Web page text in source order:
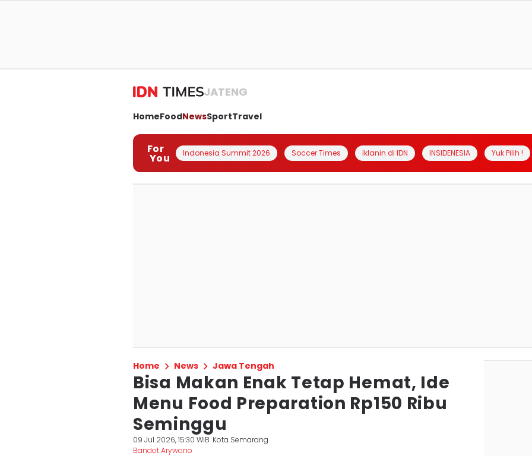
JATENG
HomeFoodNewsSportTravel
For
You Indonesia Summit 2026 Soccer Times Iklanin di IDN INSIDENESIA Yuk Pilih !
Home News Jawa Tengah
Bisa Makan Enak Tetap Hemat, Ide
Menu Food Preparation Rp150 Ribu
Seminggu
09 Jul 2026, 15:30 WIB Kota Semarang
Bandot Arywono